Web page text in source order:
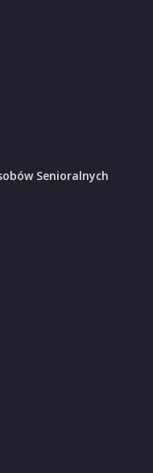
Senioralnych